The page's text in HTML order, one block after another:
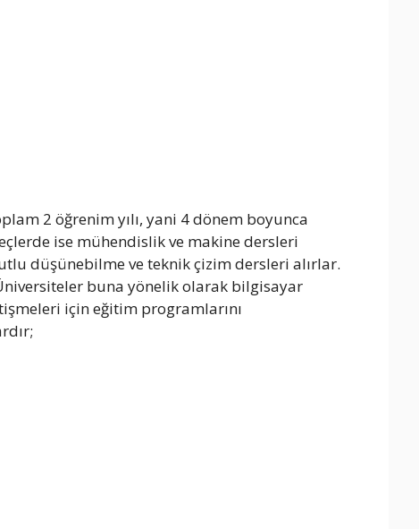
2 öğrenim yılı, yani 4 dönem boyunca
ise mühendislik ve makine dersleri
düşünebilme ve teknik çizim dersleri alırlar.
buna yönelik olarak bilgisayar
için eğitim programlarını